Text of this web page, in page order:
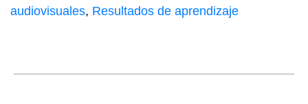
audiovisuales, Resultados de aprendizaje